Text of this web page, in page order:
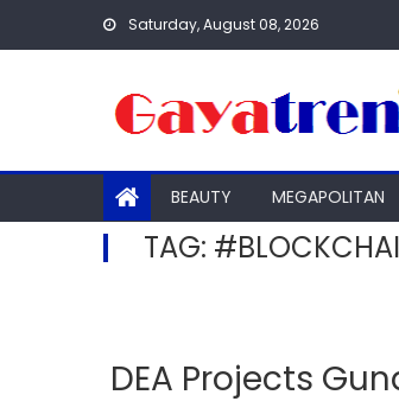
Saturday, August 08, 2026
BEAUTY MEGAPOLITAN
TAG:
DEA Projects